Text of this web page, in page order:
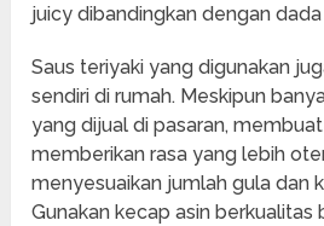
juicy dibandingkan dengan
Saus teriyaki yang digunakan
sendiri di rumah. Meskipun
yang dijual di pasaran,
memberikan rasa yang lebih
menyesuaikan jumlah gula dan
Gunakan kecap asin berkualitas